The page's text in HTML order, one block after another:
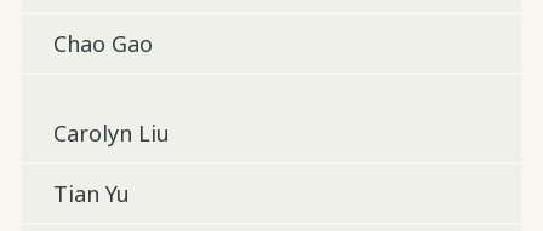
Chao Gao
Carolyn Liu
Tian Yu